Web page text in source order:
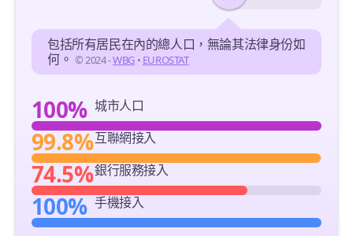
包括所有居民在內的總人口，無論其法律身份如
何。 © 2024 -WBG • EUROSTAT
100% 城市人口
99.8%互聯網接入
74.5%銀行服務接入
100% 手機接入